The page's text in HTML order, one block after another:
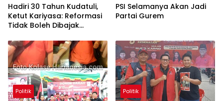
Hadiri 30 Tahun Kudatuli,
Ketut Kariyasa: Reformasi
Tidak Boleh Dibajak
PSI Selamanya Akan Jadi
Partai Gurem
Politik Politik